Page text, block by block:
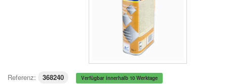
Referenz: 368240 Verfügbar innerhalb 10 Werktage